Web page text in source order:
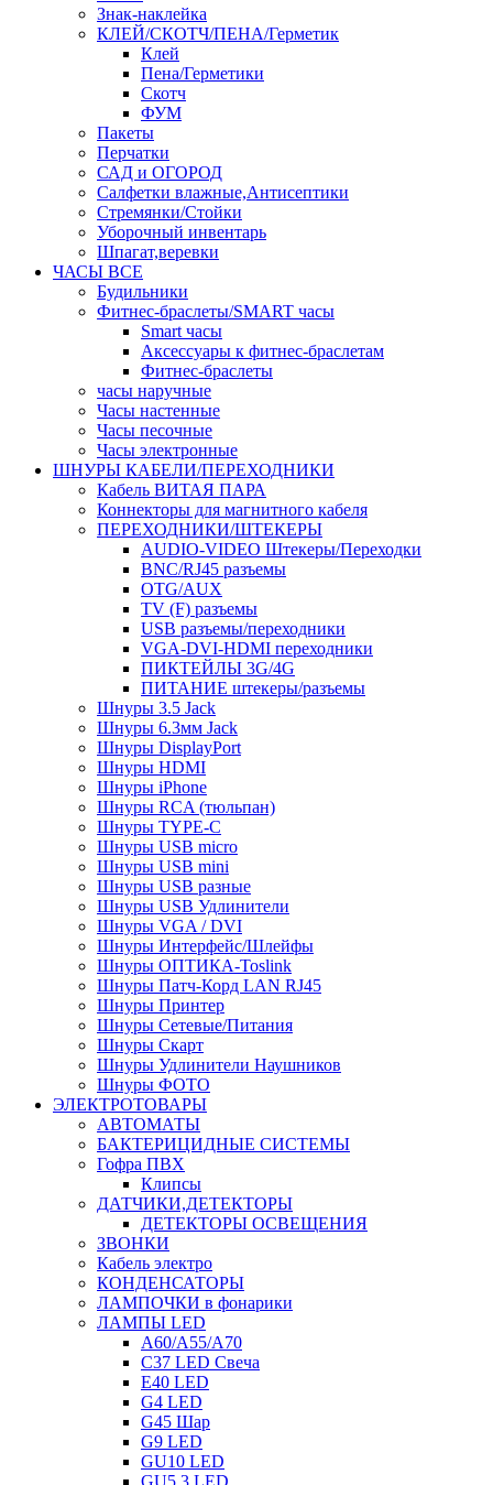
Знак-наклейка
КЛЕЙ/СКОТЧ/ПЕНА/Герметик
Клей
Пена/Герметики
Скотч
ФУМ
Пакеты
Перчатки
САД и ОГОРОД
Салфетки влажные,Антисептики
Стремянки/Стойки
Уборочный инвентарь
Шпагат,веревки
ЧАСЫ ВСЕ
Будильники
Фитнес-браслеты/SMART часы
Smart часы
Аксессуары к фитнес-браслетам
Фитнес-браслеты
часы наручные
Часы настенные
Часы песочные
Часы электронные
ШНУРЫ КАБЕЛИ/ПЕРЕХОДНИКИ
Кабель ВИТАЯ ПАРА
Коннекторы для магнитного кабеля
ПЕРЕХОДНИКИ/ШТЕКЕРЫ
AUDIO-VIDEO Штекеры/Переходки
BNC/RJ45 разъемы
OTG/AUX
TV (F) разъемы
USB разъемы/переходники
VGA-DVI-HDMI переходники
ПИКТЕЙЛЫ 3G/4G
ПИТАНИЕ штекеры/разъемы
Шнуры 3.5 Jack
Шнуры 6.3мм Jack
Шнуры DisplayPort
Шнуры HDMI
Шнуры iPhone
Шнуры RCA (тюльпан)
Шнуры TYPE-C
Шнуры USB micro
Шнуры USB mini
Шнуры USB разные
Шнуры USB Удлинители
Шнуры VGA / DVI
Шнуры Интерфейс/Шлейфы
Шнуры ОПТИКА-Toslink
Шнуры Патч-Корд LAN RJ45
Шнуры Принтер
Шнуры Сетевые/Питания
Шнуры Скарт
Шнуры Удлинители Наушников
Шнуры ФОТО
ЭЛЕКТРОТОВАРЫ
АВТОМАТЫ
БАКТЕРИЦИДНЫЕ СИСТЕМЫ
Гофра ПВХ
Клипсы
ДАТЧИКИ,ДЕТЕКТОРЫ
ДЕТЕКТОРЫ ОСВЕЩЕНИЯ
ЗВОНКИ
Кабель электро
КОНДЕНСАТОРЫ
ЛАМПОЧКИ в фонарики
ЛАМПЫ LED
A60/A55/A70
C37 LED Свеча
E40 LED
G4 LED
G45 Шар
G9 LED
GU10 LED
GU5.3 LED